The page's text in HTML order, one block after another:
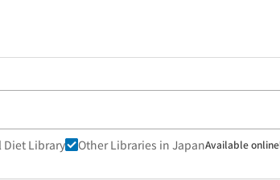
Diet Library Other Libraries in JapanAvailable online